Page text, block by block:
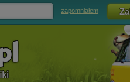
zapomniałem